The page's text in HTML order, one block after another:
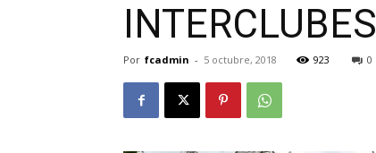
INTERCLUBES
Por fcadmin - 5 octubre, 2018 923 0